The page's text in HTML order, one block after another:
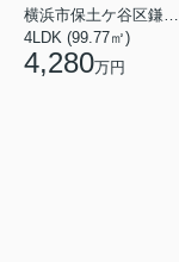
横浜市保土ケ谷区鎌谷町
4LDK (99.77㎡)
4,280万円